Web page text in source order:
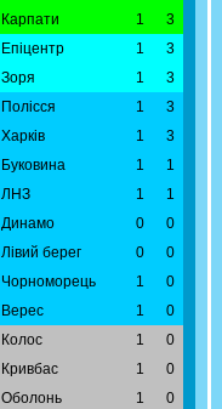
Карпати 1
3
Епіцентр 1
3
Зоря 1
3
Полісся 1
3
Харків 1
3
Буковина 1
1
ЛНЗ 1
1
Динамо 0
0
Лівий берег 0
0
Чорноморець 1
0
Верес 1
0
Колос 1
0
Кривбас 1
0
Оболонь 1
0